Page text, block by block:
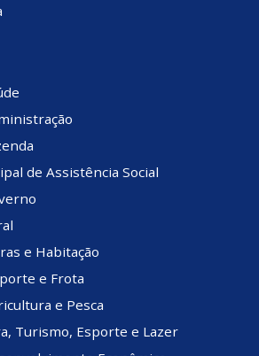
de Assistência Social
e Habitação
e Frota
e Pesca
Turismo, Esporte e Lazer